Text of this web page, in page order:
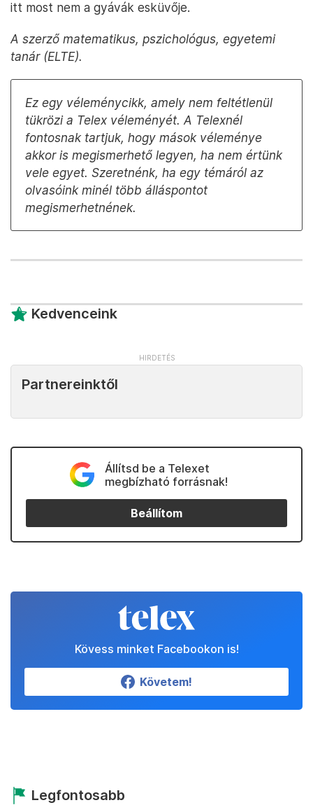
itt most nem a gyávák esküvője.
A szerző matematikus, pszichológus, egyetemi
tanár (ELTE).
Ez egy véleménycikk, amely nem feltétlenül
tükrözi a Telex véleményét. A Telexnél
fontosnak tartjuk, hogy mások véleménye
akkor is megismerhető legyen, ha nem értünk
vele egyet. Szeretnénk, ha egy témáról az
olvasóink minél több álláspontot
megismerhetnének.
Kedvenceink
Partnereinktől
Állítsd be a Telexet
megbízható forrásnak!
Beállítom
Kövess minket Facebookon is!
Követem!
Legfontosabb